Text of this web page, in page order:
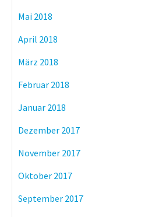
Mai 2018
April 2018
März 2018
Februar 2018
Januar 2018
Dezember 2017
November 2017
Oktober 2017
September 2017